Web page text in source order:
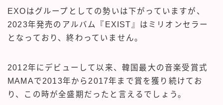
EXOはグループとしての勢いは下がっていますが、
2023年発売のアルバム『EXIST』はミリオンセラー
となっており、終わっていません。
2012年にデビューして以来、韓国最大の音楽受賞式
MAMAで2013年から2017年まで賞を獲り続けてお
り、この時が全盛期だったと言えるでしょう。